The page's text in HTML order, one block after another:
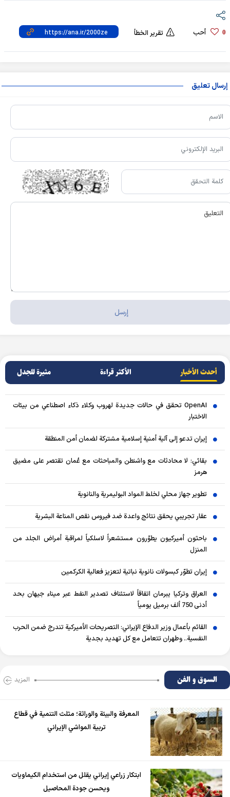
0 أحب تقرير الخطأ
إرسال تعليق
أحدث الأخبار الأکثر قراءة مثيرة للجدل
OpenAI تحقق في حالات جديدة لهروب وكلاء ذكاء اصطناعي من بيئات
الاختبار
إيران تدعو إلى آلية أمنية إسلامية مشتركة لضمان أمن المنطقة
بقائي: لا محادثات مع واشنطن والمباحثات مع عُمان تقتصر على مضيق
هرمز
تطوير جهاز محلي لخلط المواد البوليمرية والنانوية
عقار تجريبي يحقق نتائج واعدة ضد فيروس نقص المناعة البشرية
باحثون أميركيون يطوّرون مستشعراً لاسلكياً لمراقبة أمراض الجلد من
المنزل
إيران تطوّر كبسولات نانوية نباتية لتعزيز فعالية الكركمين
العراق وتركيا يبرمان اتفاقاً لاستئناف تصدير النفط عبر ميناء جيهان بحد
أدنى 750 ألف برميل يومياً
القائم بأعمال وزير الدفاع الإيراني: التصريحات الأميركية تندرج ضمن الحرب
النفسية.. وطهران تتعامل مع كل تهديد بجدية
السوق و الفن المزید
المعرفة والبيئة والوراثة؛ مثلث التنمية في قطاع
تربية المواشي الإيراني
ابتكار زراعي إيراني يقلل من استخدام الكيماويات
ويحسن جودة المحاصيل